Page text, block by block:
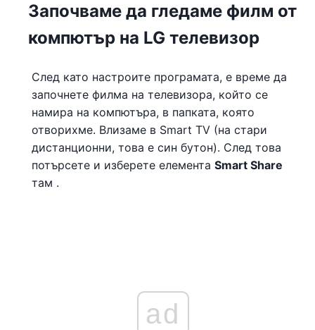
Започваме да гледаме филм от
компютър на LG телевизор
След като настроите програмата, е време да
започнете филма на телевизора, който се
намира на компютъра, в папката, която
отворихме. Влизаме в Smart TV (на стари
дистанционни, това е син бутон). След това
потърсете и изберете елемента Smart Share
там .
ad